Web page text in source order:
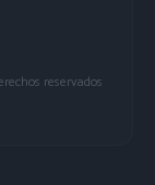
reservados